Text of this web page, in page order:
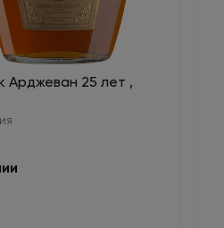
Арджеван 25 лет ,